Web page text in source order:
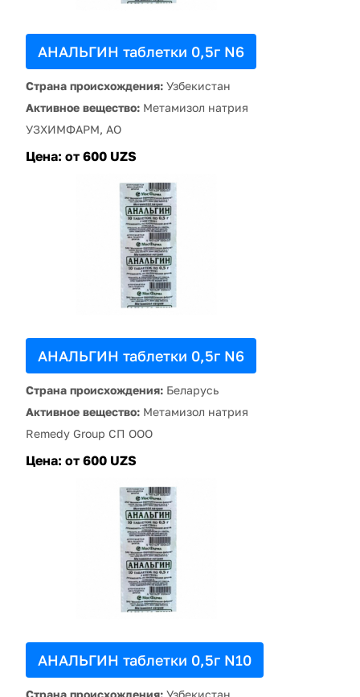
АНАЛЬГИН таблетки 0,5г N6
Страна происхождения: Узбекистан
Активное вещество: Метамизол натрия
УЗХИМФАРМ, АО
Цена: от 600 UZS
АНАЛЬГИН таблетки 0,5г N6
Страна происхождения: Беларусь
Активное вещество: Метамизол натрия
Remedy Group СП OOO
Цена: от 600 UZS
АНАЛЬГИН таблетки 0,5г N10